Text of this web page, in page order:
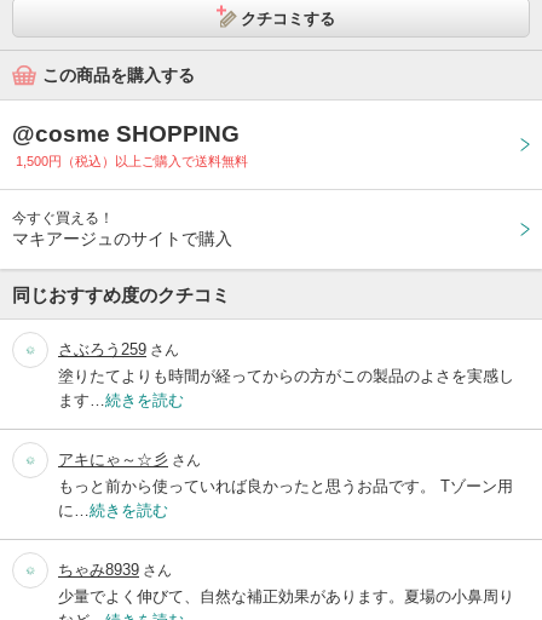
クチコミする
この商品を購入する
@cosme SHOPPING
1,500円（税込）以上ご購入で送料無料
今すぐ買える！
マキアージュのサイトで購入
同じおすすめ度のクチコミ
さぶろう259 さん
塗りたてよりも時間が経ってからの方がこの製品のよさを実感し
ます… 続きを読む
アキにゃ～☆彡 さん
もっと前から使っていれば良かったと思うお品です。 Tゾーン用
に… 続きを読む
ちゃみ8939 さん
少量でよく伸びて、自然な補正効果があります。夏場の小鼻周り